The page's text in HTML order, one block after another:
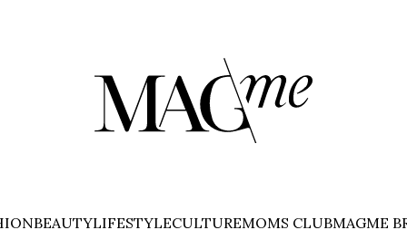
BEAUTYLIFESTYLECULTUREMOMS CLUBMAGME